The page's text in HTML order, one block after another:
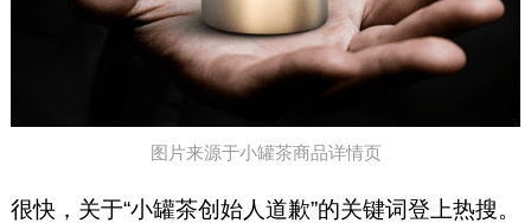
图片来源于小罐茶商品详情页
很快，关于“小罐茶创始人道歉”的关键词登上热搜。